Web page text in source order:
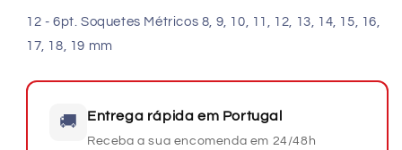
12 - 6pt. Soquetes Métricos 8, 9, 10, 11, 12, 13, 14, 15, 16,
17, 18, 19 mm
🚚 Entrega rápida em Portugal
Receba a sua encomenda em 24/48h